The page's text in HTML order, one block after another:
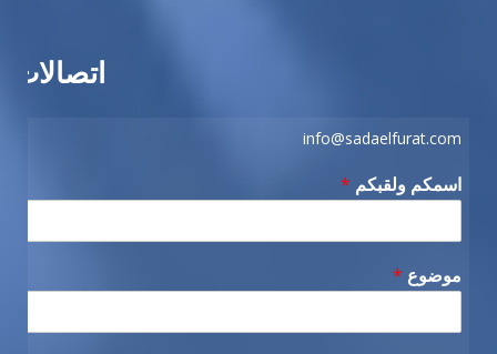
اتصالات
info@sadaelfurat.com
اسمكم ولقبكم *
موضوع *